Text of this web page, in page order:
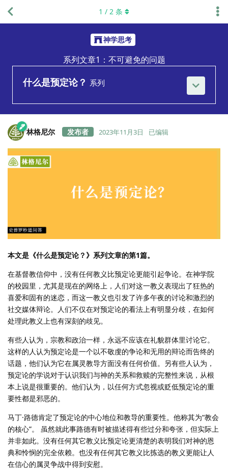
神学思考
系列文章1：不可避免的问题
什么是预定论？ 系列
1 / 2 条
林格尼尔 2023年11月3日 已编辑
本文是《什么是预定论？》系列文章的第1篇。
在基督教信仰中，没有任何教义比预定论更能引起争论。在神学院
的校园里，尤其是现在的网络上，人们对这一教义表现出了狂热的
喜爱和固有的迷恋，而这一教义也引发了许多午夜的讨论和激烈的
社交媒体辩论。人们不仅在对预定论的看法上有明显分歧，在如何
处理此教义上也有深刻的歧见。
有些人认为，宗教和政治一样，永远不应该在礼貌群体里讨论它。
这样的人认为预定论是一个以不敬虔的争论和无用的辩论而告终的
话题，他们认为它在属灵教导方面没有任何价值。另有些人认为，
预定论的学说对于认识我们与神的关系和救赎的完整性来说，从根
本上说是很重要的。他们认为，以任何方式忽视或贬低预定论的重
要性都是邪恶的。
马丁·路德肯定了预定论的中心地位和教导的重要性。他称其为“教会
的核心”。 虽然就此事路德有时被描述得有些过分和夸张，但实际上
并非如此。没有任何其它教义比预定论更清楚的表明我们对神的恩
典和怜悯的完全依赖。也没有任何其它教义比拣选的教义更能让人
在信心的属灵争战中得到安慰。